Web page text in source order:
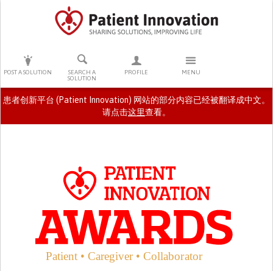
POST A SOLUTION
SEARCH A
SOLUTION
PROFILE MENU
PRESS ENTER TO START SEARCHING
患者创新平台 (Patient Innovation) 网站的部分内容已经被翻译成中文。
请点击这里查看。